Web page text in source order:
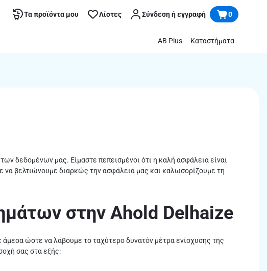
Τα προϊόντα μου Λίστες Σύνδεση ή εγγραφή 0
AB Plus Καταστήματα
δεδομένων μας. Είμαστε πεπεισμένοι ότι η καλή ασφάλεια είναι
βελτιώνουμε διαρκώς την ασφάλειά μας και καλωσορίζουμε τη
στην Ahold Delhaize
ώστε να λάβουμε το ταχύτερο δυνατόν μέτρα ενίσχυσης της
σας στα εξής: